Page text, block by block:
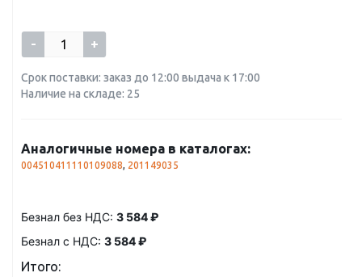
- +
Срок поставки: заказ до 12:00 выдача к 17:00
Наличие на складе: 25
Аналогичные номера в каталогах:
004510411110109088, 201149035
Безнал без НДС: 3 584 ₽
Безнал с НДС: 3 584 ₽
Итого: